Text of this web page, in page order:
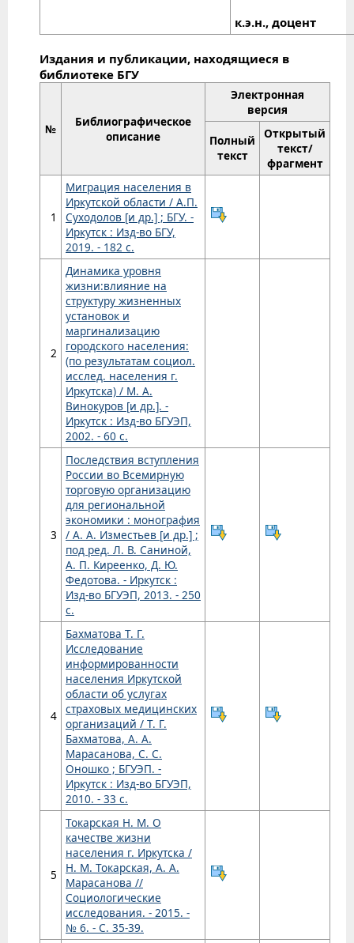
к.э.н., доцент
Издания и публикации, находящиеся в
библиотеке БГУ
№
Библиографическое
описание
Электронная
версия
Полный
текст
Открытый
текст/
фрагмент
1
Миграция населения в
Иркутской области / А.П.
Суходолов [и др.] ; БГУ. -
Иркутск : Изд-во БГУ,
2019. - 182 с.
2
Динамика уровня
жизни:влияние на
структуру жизненных
установок и
маргинализацию
городского населения:
(по результатам социол.
исслед. населения г.
Иркутска) / М. А.
Винокуров [и др.]. -
Иркутск : Изд-во БГУЭП,
2002. - 60 с.
3
Последствия вступления
России во Всемирную
торговую организацию
для региональной
экономики : монография
/ А. А. Изместьев [и др.] ;
под ред. Л. В. Саниной,
А. П. Киреенко, Д. Ю.
Федотова. - Иркутск :
Изд-во БГУЭП, 2013. - 250
с.
4
Бахматова Т. Г.
Исследование
информированности
населения Иркутской
области об услугах
страховых медицинских
организаций / Т. Г.
Бахматова, А. А.
Марасанова, С. С.
Оношко ; БГУЭП. -
Иркутск : Изд-во БГУЭП,
2010. - 33 с.
5
Токарская Н. М. О
качестве жизни
населения г. Иркутска /
Н. М. Токарская, А. А.
Марасанова //
Социологические
исследования. - 2015. -
№ 6. - С. 35-39.